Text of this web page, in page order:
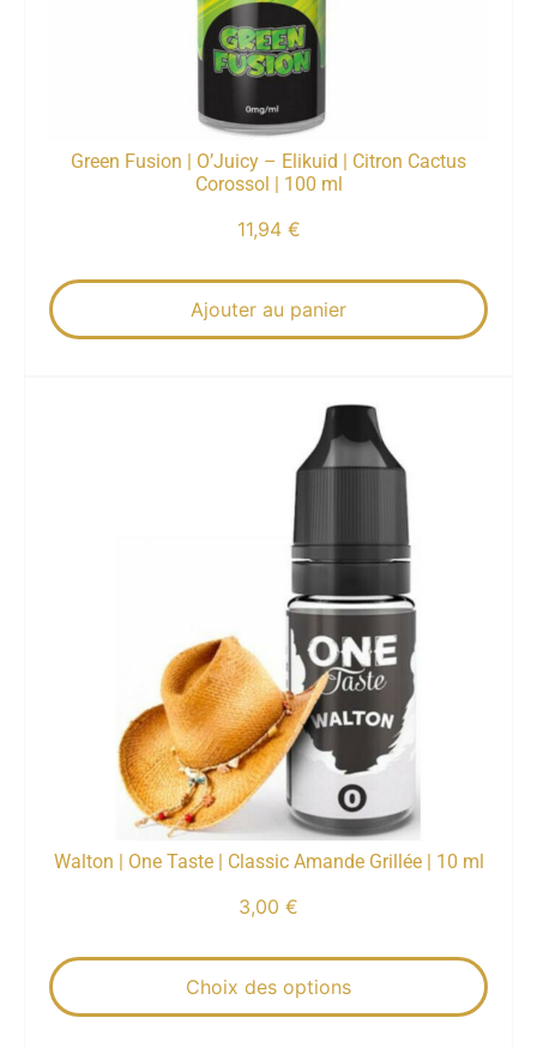
Green Fusion | O’Juicy – Elikuid | Citron Cactus
Corossol | 100 ml
11,94 €
Ajouter au panier
Walton | One Taste | Classic Amande Grillée | 10 ml
3,00 €
Choix des options